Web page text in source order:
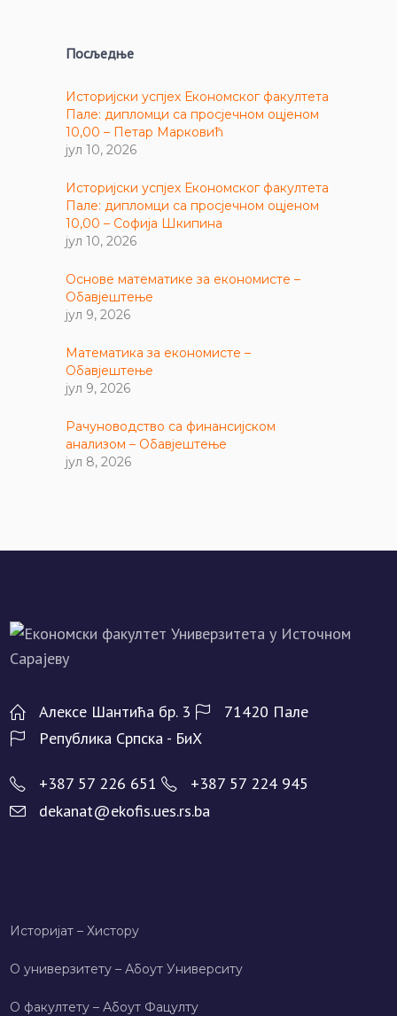
Посљедње
Историјски успјех Економског факултета
Пале: дипломци са просјечном оцјеном
10,00 – Петар Марковић
јул 10, 2026
Историјски успјех Економског факултета
Пале: дипломци са просјечном оцјеном
10,00 – Софија Шкипина
јул 10, 2026
Основе математике за економисте –
Обавјештење
јул 9, 2026
Математика за економисте –
Обавјештење
јул 9, 2026
Рачуноводство са финансијском
анализом – Обавјештење
јул 8, 2026
Алeксe Шантића бр. 3
71420 Палe
Рeпублика Српска - БиХ
+387 57 226 651
+387 57 224 945
dekanat@ekofis.ues.rs.ba
Историјат – Хисторy
О универзитету – Абоут Университy
О факултету – Абоут Фацултy